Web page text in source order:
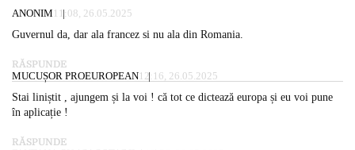
ANONIM 11:08, 26.05.2025
Guvernul da, dar ala francez si nu ala din Romania.
RĂSPUNDE
MUCUȘOR PROEUROPEAN12:16, 26.05.2025
Stai liniștit , ajungem și la voi ! că tot ce dictează europa și eu voi pune
în aplicație !
RĂSPUNDE